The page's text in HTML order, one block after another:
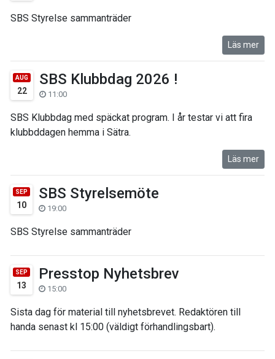
SBS Styrelse sammanträder
Läs mer
AUG
22
SBS Klubbdag 2026 !
11:00
SBS Klubbdag med späckat program. I år testar vi att fira
klubbddagen hemma i Sätra.
Läs mer
SEP
10
SBS Styrelsemöte
19:00
SBS Styrelse sammanträder
SEP
13
Presstop Nyhetsbrev
15:00
Sista dag för material till nyhetsbrevet. Redaktören till
handa senast kl 15:00 (väldigt förhandlingsbart).